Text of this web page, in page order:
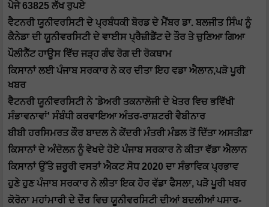
ਪੇਜੇ 63825 ਲੱਖ ਰੁਪਏ
ਵੈਟਨਰੀ ਯੂਨੀਵਰਸਿਟੀ ਦੇ ਪ੍ਰਬੰਧਕੀ ਬੋਰਡ ਦੇ ਮੈਂਬਰ ਡਾ. ਬਲਜੀਤ ਸਿੰਘ ਨੂੰ
ਕੈਨੇਡਾ ਦੀ ਯੂਨੀਵਰਸਿਟੀ ਦੇ ਵਾਈਸ ਪ੍ਰੈਜ਼ੀਡੈਂਟ ਦੇ ਤੌਰ ਤੇ ਚੁਣਿਆ ਗਿਆ
ਪੌਲੀਨੈੱਟ ਹਾਊਸ ਵਿੱਚ ਜੜ੍ਹ ਗੰਢ ਰੋਗ ਦੀ ਰੋਕਥਾਮ
ਕਿਸਾਨਾਂ ਲਈ ਪੰਜਾਬ ਸਰਕਾਰ ਨੇ ਕਰ ਦੀਤਾ ਇਹ ਵਡਾ ਐਲਾਨ,ਪੜੋ ਪੂਰੀ
ਖਬਰ
ਵੈਟਨਰੀ ਯੂਨੀਵਰਸਿਟੀ ਨੇ 'ਡੇਅਰੀ ਤਕਨਾਲੋਜੀ ਦੇ ਖੇਤਰ ਵਿਚ ਭਵਿੱਖੀ
ਸੰਭਾਵਨਾਵਾਂ' ਸੰਬੰਧੀ ਕਰਵਾਇਆ ਅੰਤਰ-ਰਾਸ਼ਟਰੀ ਵੈਬੀਨਾਰ
ਬੀਬੀ ਹਰਸਿਮਰਤ ਕੌਰ ਬਾਦਲ ਨੇ ਕੇਂਦਰੀ ਮੰਤਰੀ ਮੰਡਲ ਤੋਂ ਦਿੱਤਾ ਅਸਤੀਫ਼ਾ
ਕਿਸਾਨਾਂ ਦੇ ਅੰਦੋਲਨ ਨੂੰ ਵੇਖਦੇ ਹੋਏ ਪੰਜਾਬ ਸਰਕਾਰ ਨੇ ਕੀਤਾ ਵੱਡਾ ਐਲਾਨ
ਕਿਸਾਨਾਂ ਉੱਤੇ ਜ਼ਰੂਰੀ ਵਸਤਾਂ ਐਕਟ ਸੋਧ 2020 ਦਾ ਸੰਭਾਵਿਕ ਪ੍ਰਭਾਵ
ਹੁਣੇ ਹੁਣ ਪੰਜਾਬ ਸਰਕਾਰ ਨੇ ਲੀਤਾ ਇਕ ਹੋਰ ਵੱਡਾ ਫੈਸਲਾ, ਪੜੋ ਪੂਰੀ ਖਬਰ
ਕੋਰੋਨਾ ਮਹਾਂਮਾਰੀ ਦੇ ਦੌਰ ਵਿਚ ਯੂਨੀਵਰਸਿਟੀ ਦੀਆਂ ਬਦਲੀਆਂ ਪਸਾਰ-